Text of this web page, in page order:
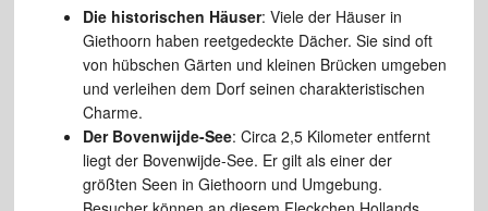
Die historischen Häuser: Viele der Häuser in
Giethoorn haben reetgedeckte Dächer. Sie sind oft
von hübschen Gärten und kleinen Brücken umgeben
und verleihen dem Dorf seinen charakteristischen
Charme.
Der Bovenwijde-See: Circa 2,5 Kilometer entfernt
liegt der Bovenwijde-See. Er gilt als einer der
größten Seen in Giethoorn und Umgebung.